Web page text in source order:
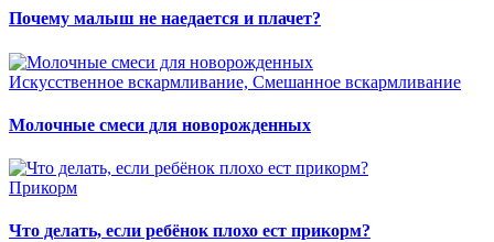
Почему малыш не наедается и плачет?
Искусственное вскармливание, Смешанное вскармливание
Молочные смеси для новорожденных
Прикорм
Что делать, если ребёнок плохо ест прикорм?